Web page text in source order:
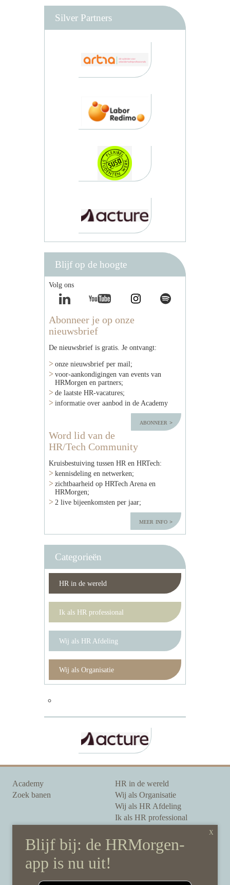
Silver Partners
Blijf op de hoogte
Volg ons
Abonneer je op onze
nieuwsbrief
De nieuwsbrief is gratis. Je ontvangt:
onze nieuwsbrief per mail;
voor-aankondigingen van events van
HRMorgen en partners;
de laatste HR-vacatures;
informatie over aanbod in de Academy
abonneer
Word lid van de
HR/Tech Community
Kruisbestuiving tussen HR en HRTech:
kennisdeling en netwerken;
zichtbaarheid op HRTech Arena en
HRMorgen;
2 live bijeenkomsten per jaar;
meer info
Categorieën
HR in de wereld
Ik als HR professional
Wij als HR Afdeling
Wij als Organisatie
Academy
Zoek banen
HR in de wereld
Wij als Organisatie
Wij als HR Afdeling
Ik als HR professional
Onze auteurs
Onze partners
Sponsoring
Over HRMorgen